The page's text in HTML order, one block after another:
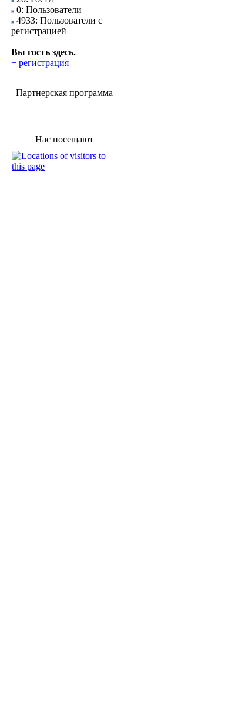
0: Пользователи
4933: Пользователи с
регистрацией
Вы гость здесь.
+ регистрация
Партнерская программа
Нас посещают